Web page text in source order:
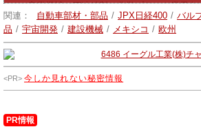
は、産業機械、石油精製、化学プラント業界
（軸シール）の製造・販売を行っております。
は、半導体製造装置用の各種シール（軸シール
用の精密ベローズの製造・販売を行っておりま
は、船尾管シール（軸シール）及び軸受の製
す。航空宇宙産業セグメントは、航空機やロケ
関連： 自動車部材・部品 / JPX日経400 / バル
品 / 宇宙開発 / 建設機械 / メキシコ / 欧州
今しか見れない秘密情報
PR情報